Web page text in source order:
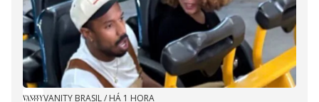
VANITY BRASIL/ HÁ 1 HORA